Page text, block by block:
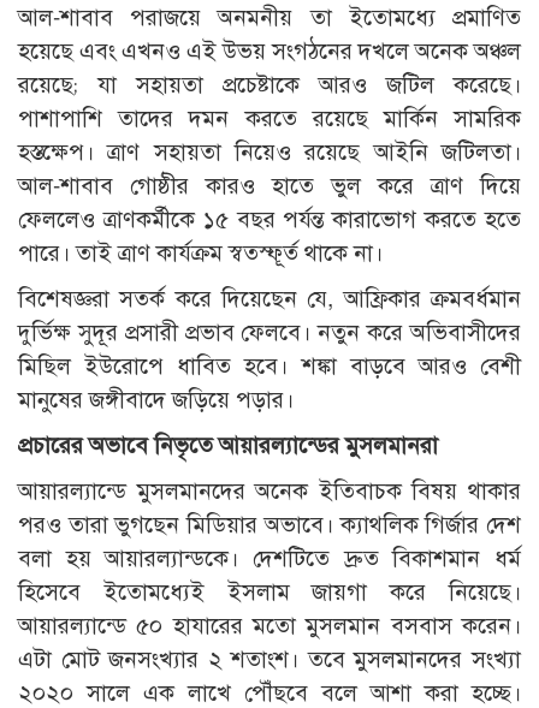
আল-শাবাব পরাজয়ে অনমনীয় তা ইতোমধ্যে প্রমাণিত
হয়েছে এবং এখনও এই উভয় সংগঠনের দখলে অনেক অঞ্চল
রয়েছে; যা সহায়তা প্রচেষ্টাকে আরও জটিল করেছে।
পাশাপাশি তাদের দমন করতে রয়েছে মার্কিন সামরিক
হস্তক্ষেপ। ত্রাণ সহায়তা নিয়েও রয়েছে আইনি জটিলতা।
আল-শাবাব গোষ্ঠীর কারও হাতে ভুল করে ত্রাণ দিয়ে
ফেললেও ত্রাণকর্মীকে ১৫ বছর পর্যন্ত কারাভোগ করতে হতে
পারে। তাই ত্রাণ কার্যক্রম স্বতস্ফূর্ত থাকে না।
বিশেষজ্ঞরা সতর্ক করে দিয়েছেন যে, আফ্রিকার ক্রমবর্ধমান
দুর্ভিক্ষ সুদূর প্রসারী প্রভাব ফেলবে। নতুন করে অভিবাসীদের
মিছিল ইউরোপে ধাবিত হবে। শঙ্কা বাড়বে আরও বেশী
মানুষের জঙ্গীবাদে জড়িয়ে পড়ার।
প্রচারের অভাবে নিভৃতে আয়ারল্যান্ডের মুসলমানরা
আয়ারল্যান্ডে মুসলমানদের অনেক ইতিবাচক বিষয় থাকার
পরও তারা ভুগছেন মিডিয়ার অভাবে। ক্যাথলিক গির্জার দেশ
বলা হয় আয়ারল্যান্ডকে। দেশটিতে দ্রুত বিকাশমান ধর্ম
হিসেবে ইতোমধ্যেই ইসলাম জায়গা করে নিয়েছে।
আয়ারল্যান্ডে ৫০ হাযারের মতো মুসলমান বসবাস করেন।
এটা মোট জনসংখ্যার ২ শতাংশ। তবে মুসলমানদের সংখ্যা
২০২০ সালে এক লাখে পৌঁছবে বলে আশা করা হচ্ছে।